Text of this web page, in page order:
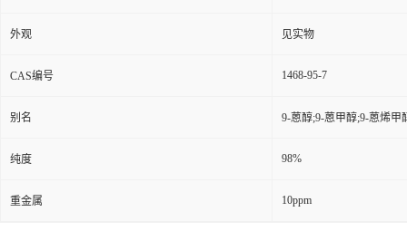
外观 见实物
CAS编号 1468-95-7
别名 9-蒽醇;9-蒽甲醇;9-蒽烯甲
纯度 98%
重金属 10ppm